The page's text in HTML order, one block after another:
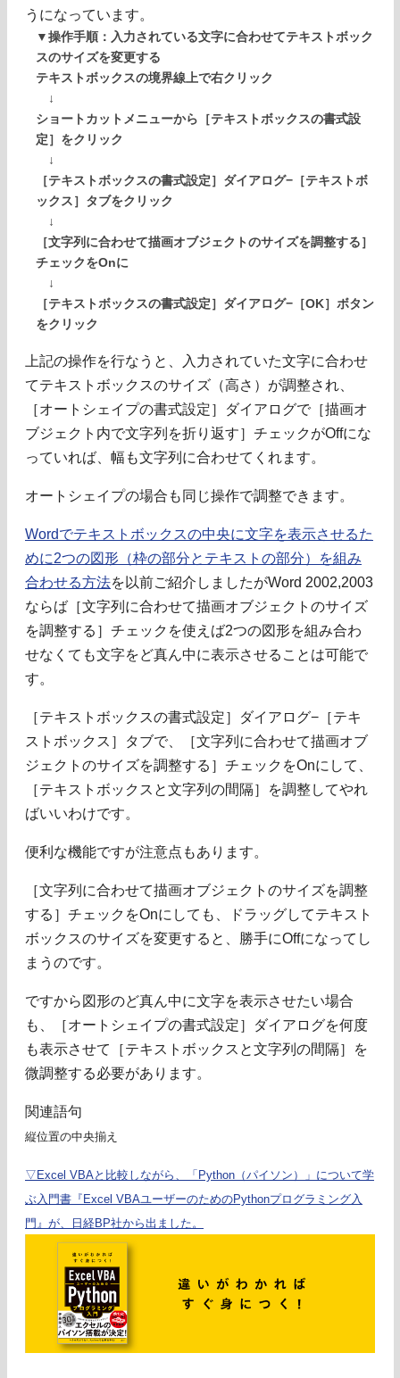
うになっています。
▼操作手順：入力されている文字に合わせてテキストボック
スのサイズを変更する
テキストボックスの境界線上で右クリック
↓
ショートカットメニューから［テキストボックスの書式設
定］をクリック
↓
［テキストボックスの書式設定］ダイアログ−［テキストボ
ックス］タブをクリック
↓
［文字列に合わせて描画オブジェクトのサイズを調整する］
チェックをOnに
↓
［テキストボックスの書式設定］ダイアログ−［OK］ボタン
をクリック
上記の操作を行なうと、入力されていた文字に合わせ
てテキストボックスのサイズ（高さ）が調整され、
［オートシェイプの書式設定］ダイアログで［描画オ
ブジェクト内で文字列を折り返す］チェックがOffにな
っていれば、幅も文字列に合わせてくれます。
オートシェイプの場合も同じ操作で調整できます。
Wordでテキストボックスの中央に文字を表示させるた
めに2つの図形（枠の部分とテキストの部分）を組み
合わせる方法を以前ご紹介しましたがWord 2002,2003
ならば［文字列に合わせて描画オブジェクトのサイズ
を調整する］チェックを使えば2つの図形を組み合わ
せなくても文字をど真ん中に表示させることは可能で
す。
［テキストボックスの書式設定］ダイアログ−［テキ
ストボックス］タブで、［文字列に合わせて描画オブ
ジェクトのサイズを調整する］チェックをOnにして、
［テキストボックスと文字列の間隔］を調整してやれ
ばいいわけです。
便利な機能ですが注意点もあります。
［文字列に合わせて描画オブジェクトのサイズを調整
する］チェックをOnにしても、ドラッグしてテキスト
ボックスのサイズを変更すると、勝手にOffになってし
まうのです。
ですから図形のど真ん中に文字を表示させたい場合
も、［オートシェイプの書式設定］ダイアログを何度
も表示させて［テキストボックスと文字列の間隔］を
微調整する必要があります。
関連語句
縦位置の中央揃え
▽Excel VBAと比較しながら、「Python（パイソン）」について学
ぶ入門書『Excel VBAユーザーのためのPythonプログラミング入
門』が、日経BP社から出ました。